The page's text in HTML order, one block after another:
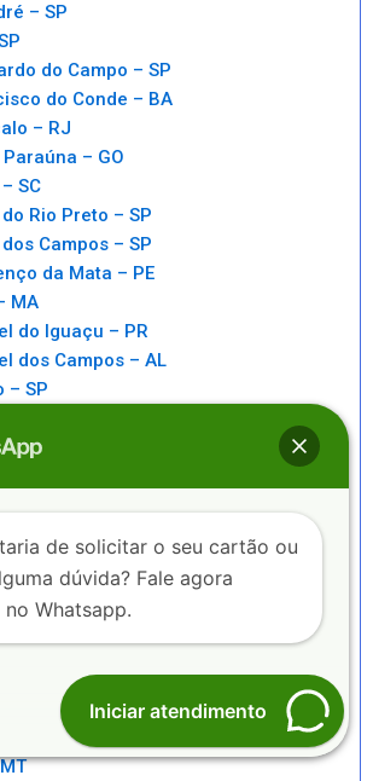
– SP
do Campo – SP
do Conde – BA
– RJ
– GO
SC
Rio Preto – SP
Campos – SP
da Mata – PE
MA
do Iguaçu – PR
dos Campos – AL
– SP
– SP
Bonfim – BA
BA
– MG
de solicitar o seu cartão ou
dúvida? Fale agora
Whatsapp.
Iniciar atendimento